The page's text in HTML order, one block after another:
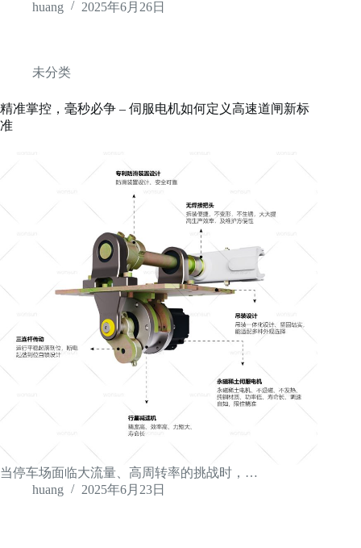
huang
2025年6月26日
未分类
精准掌控，毫秒必争 – 伺服电机如何定义高速道闸新标
准
当停车场面临大流量、高周转率的挑战时，…
huang
2025年6月23日